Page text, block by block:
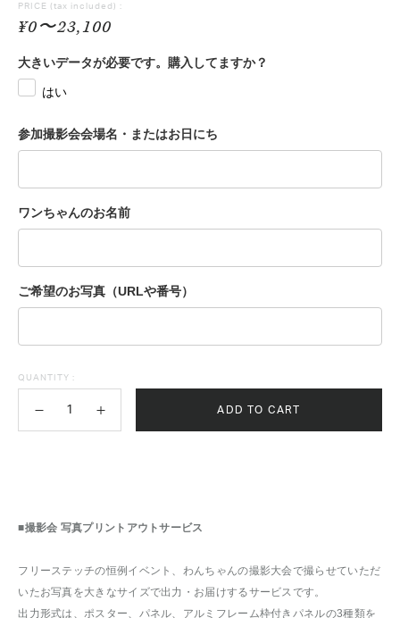
PRICE (tax included) :
¥0〜23,100
大きいデータが必要です。購入してますか？
はい
参加撮影会会場名・またはお日にち
ワンちゃんのお名前
ご希望のお写真（URLや番号）
QUANTITY :
ADD TO CART
■撮影会 写真プリントアウトサービス
フリーステッチの恒例イベント、わんちゃんの撮影大会で撮らせていただ
いたお写真を大きなサイズで出力・お届けするサービスです。
出力形式は、ポスター、パネル、アルミフレーム枠付きパネルの3種類を